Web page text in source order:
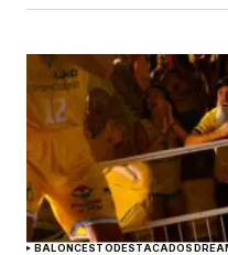
BALONCESTODESTACADOS